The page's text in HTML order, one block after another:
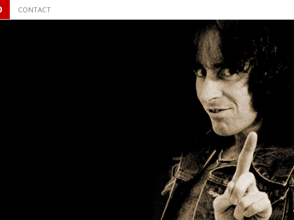
CONTACT